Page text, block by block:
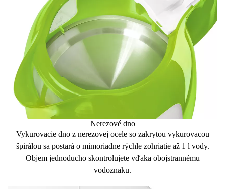
Nerezové dno
Vykurovacie dno z nerezovej oceleso zakrytou vykurovacou
špirálou sa postará o mimoriadnerýchle zohriatie až 1 l vody.
Objem jednoducho skontrolujete vďaka obojstrannému
vodoznaku.